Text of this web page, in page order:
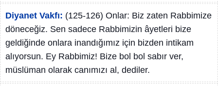
Diyanet Vakfı: (125-126) Onlar: Biz zaten Rabbimize
döneceğiz. Sen sadece Rabbimizin âyetleri bize
geldiğinde onlara inandığımız için bizden intikam
alıyorsun. Ey Rabbimiz! Bize bol bol sabır ver,
müslüman olarak canımızı al, dediler.